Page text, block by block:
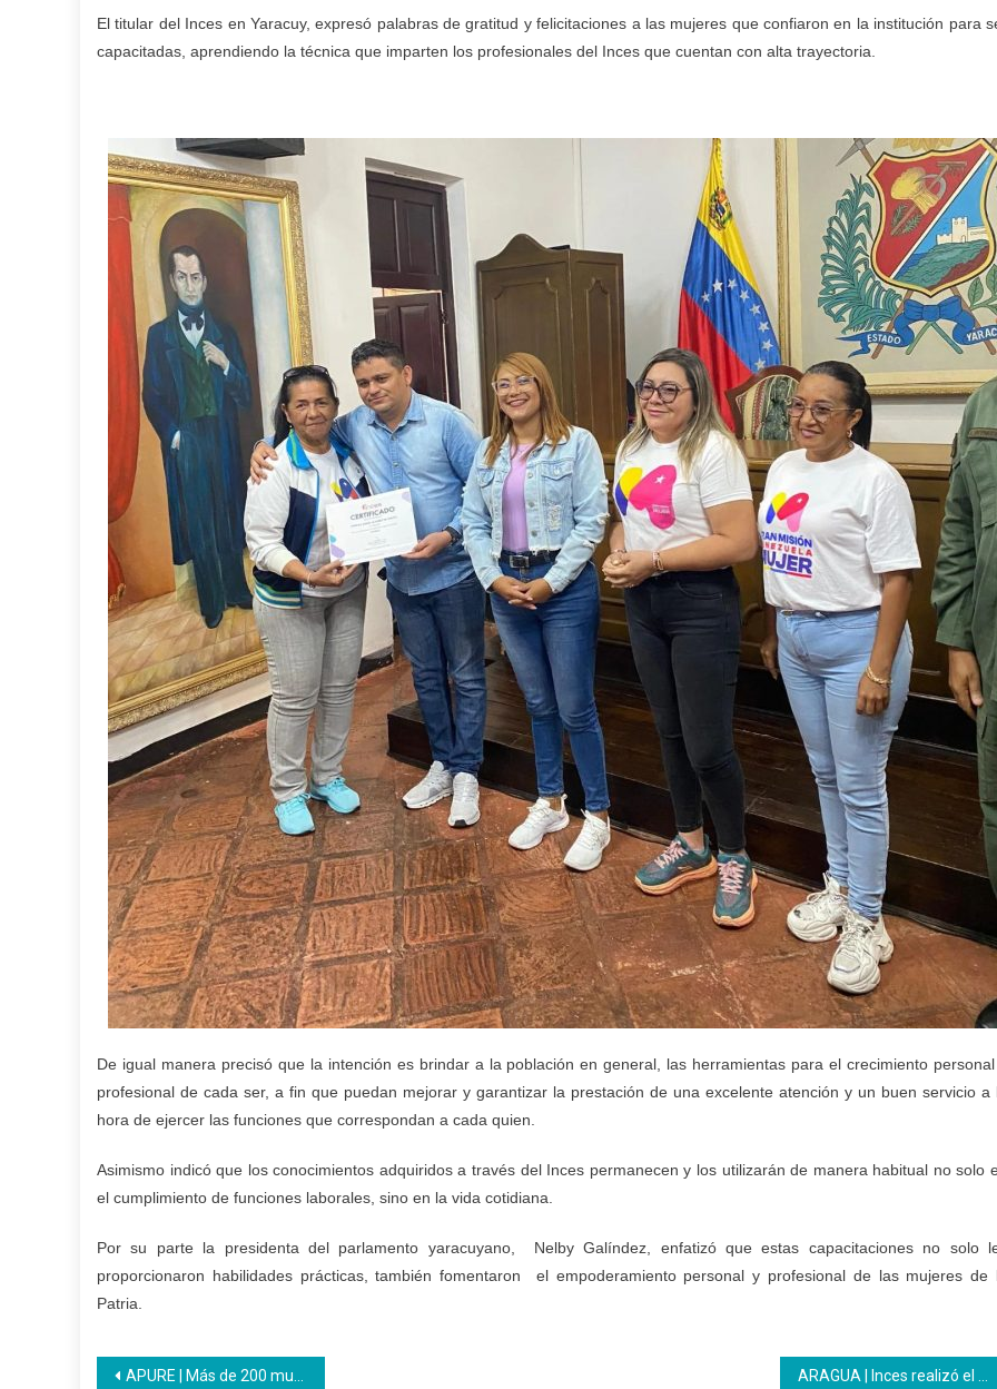
El titular del Inces en Yaracuy, expresó palabras de gratitud y felicitaciones a las mujeres que confiaron en la institución para
capacitadas, aprendiendo la técnica que imparten los profesionales del Inces que cuentan con alta trayectoria.
De igual manera precisó que la intención es brindar a la población en general, las herramientas para el crecimiento
profesional de cada ser, a fin que puedan mejorar y garantizar la prestación de una excelente atención y un buen servicio a
hora de ejercer las funciones que correspondan a cada quien.
Asimismo indicó que los conocimientos adquiridos a través del Inces permanecen y los utilizarán de manera habitual no solo
el cumplimiento de funciones laborales, sino en la vida cotidiana.
Por su parte la presidenta del parlamento yaracuyano, Nelby Galíndez, enfatizó que estas capacitaciones no solo
proporcionaron habilidades prácticas, también fomentaron el empoderamiento personal y profesional de las mujeres de
Patria.
Navegación
APURE | Más de 200 mujeres apureñas recibieron certificados por el Inces